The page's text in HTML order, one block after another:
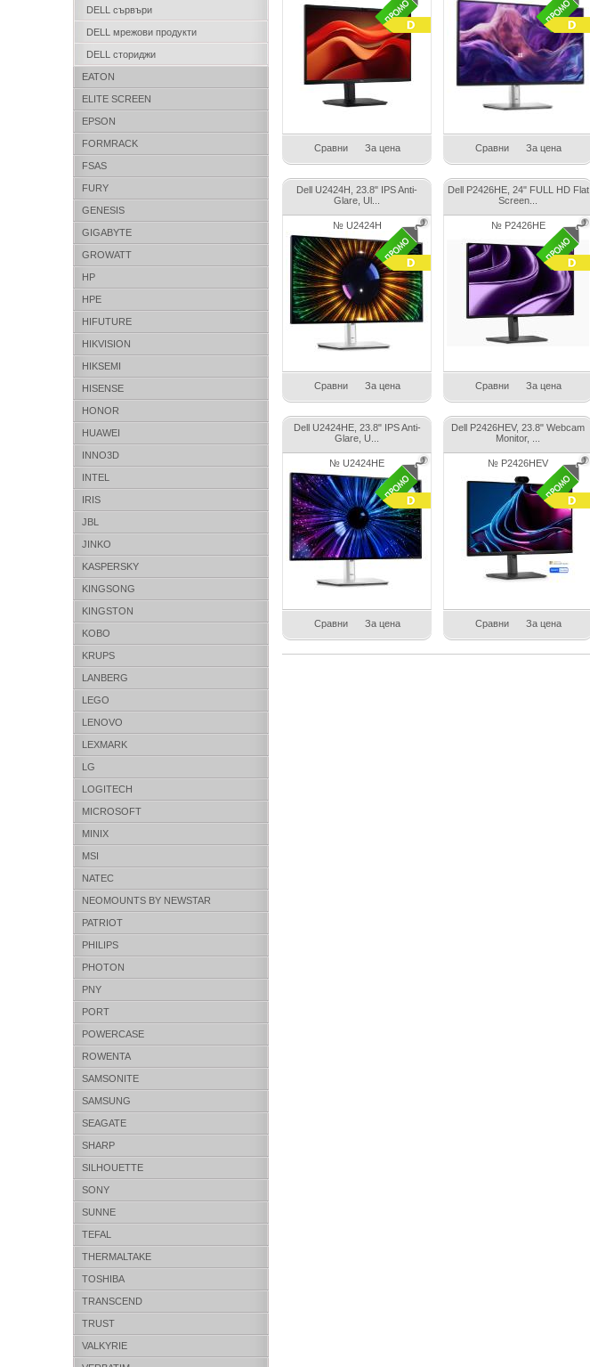
DELL сървъри
DELL мрежови продукти
DELL сториджи
EATON
ELITE SCREEN
EPSON
FORMRACK
FSAS
FURY
GENESIS
GIGABYTE
GROWATT
HP
HPE
HIFUTURE
HIKVISION
HIKSEMI
HISENSE
HONOR
HUAWEI
INNO3D
INTEL
IRIS
JBL
JINKO
KASPERSKY
KINGSONG
KINGSTON
KOBO
KRUPS
LANBERG
LEGO
LENOVO
LEXMARK
LG
LOGITECH
MICROSOFT
MINIX
MSI
NATEC
NEOMOUNTS BY NEWSTAR
PATRIOT
PHILIPS
PHOTON
PNY
PORT
POWERCASE
ROWENTA
SAMSONITE
SAMSUNG
SEAGATE
SHARP
SILHOUETTE
SONY
SUNNE
TEFAL
THERMALTAKE
TOSHIBA
TRANSCEND
TRUST
VALKYRIE
Сравни За цена Сравни За цена
Dell U2424H, 23.8" IPS Anti-
Glare, Ul...
№ U2424H
Сравни За цена
Dell P2426HE, 24" FULL HD Flat
Screen...
№ P2426HE
Сравни За цена
Dell U2424HE, 23.8" IPS Anti-
Glare, U...
№ U2424HE
Сравни За цена
Dell P2426HEV, 23.8" Webcam
Monitor, ...
№ P2426HEV
Сравни За цена